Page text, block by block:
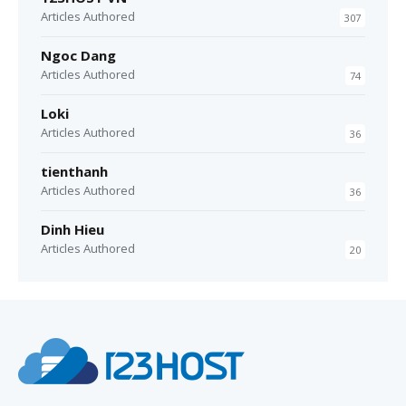
Articles Authored 307
Ngoc Dang
Articles Authored 74
Loki
Articles Authored 36
tienthanh
Articles Authored 36
Dinh Hieu
Articles Authored 20